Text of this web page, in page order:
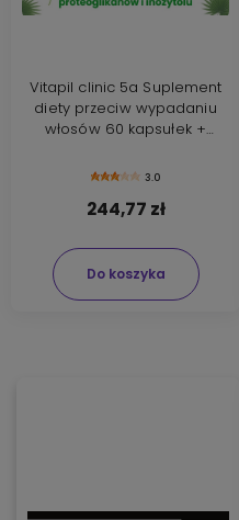
Vitapil clinic 5a Suplement
diety przeciw wypadaniu
włosów 60 kapsułek +
3.0
244,77 zł
Do koszyka